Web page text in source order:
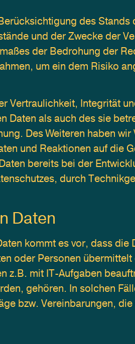
des Stands
und der Zwecke der
der Bedrohung der
um ein dem Risiko
Vertraulichkeit, Integrität
Daten als auch des sie
Des Weiteren haben
und Reaktionen auf die
bereits bei der
durch
Daten
kommt es vor, dass die
oder Personen
z.B. mit IT-Aufgaben
gehören. In solchen
bzw. Vereinbarungen,